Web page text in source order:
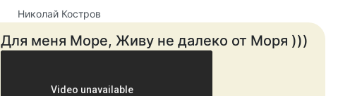
Николай Костров
Для меня Море, Живу не далеко от Моря )))